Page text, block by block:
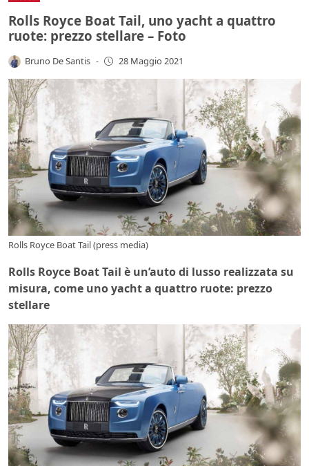
Rolls Royce Boat Tail, uno yacht a quattro
ruote: prezzo stellare – Foto
Bruno De Santis - 28 Maggio 2021
Rolls Royce Boat Tail (press media)
Rolls Royce Boat Tail è un’auto di lusso realizzata su
misura, come uno yacht a quattro ruote: prezzo
stellare